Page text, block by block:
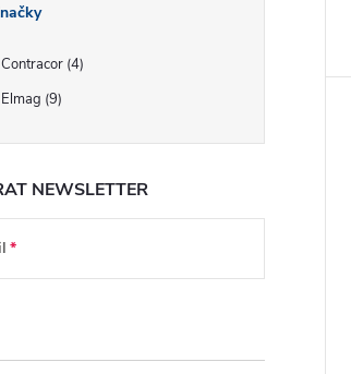
Contracor 4
Elmag 9
NEWSLETTER